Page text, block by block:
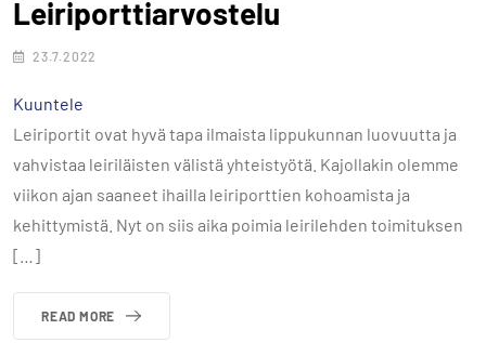
Leiriporttiarvostelu
23.7.2022
Kuuntele
Leiriportit ovat hyvä tapa ilmaista lippukunnan luovuutta ja
vahvistaa leiriläisten välistä yhteistyötä. Kajollakin olemme
viikon ajan saaneet ihailla leiriporttien kohoamista ja
kehittymistä. Nyt on siis aika poimia leirilehden toimituksen
[…]
READ MORE